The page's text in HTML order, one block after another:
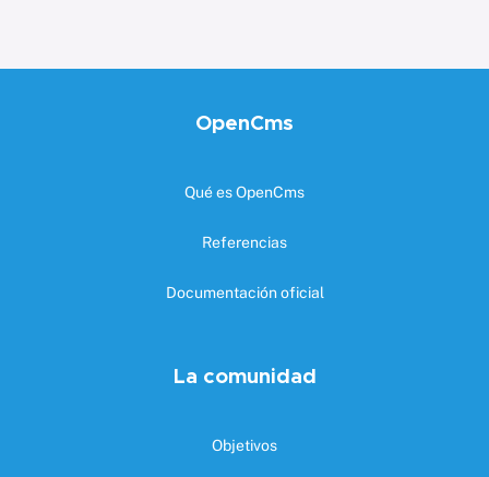
OpenCms
Qué es OpenCms
Referencias
Documentación oficial
La comunidad
Objetivos